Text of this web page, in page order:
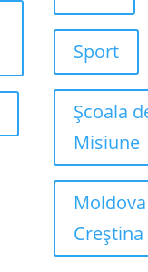
Sport
Școala
Misiune
Moldova
Creștina